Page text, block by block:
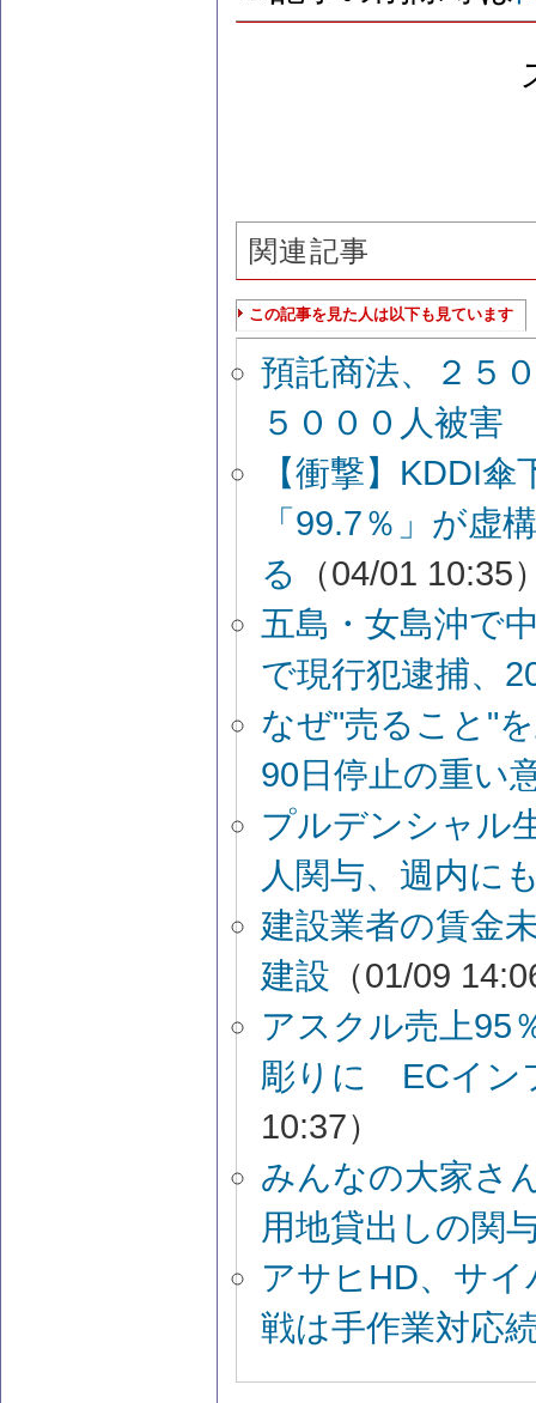
関連記事
この記事を見た人は以下も見ています
預託商法、２５
５０００人被害
【衝撃】KDDI
「99.7％」が虚
る
（04/01 10:35
五島・女島沖で
で現行犯逮捕、
なぜ"売ること"
90日停止の重い
プルデンシャル
人関与、週内に
建設業者の賃金
建設 （01/09
アスクル売上95
彫りに ECイン
10:37）
みんなの大家さ
用地貸出しの関
アサヒHD、サ
戦は手作業対応